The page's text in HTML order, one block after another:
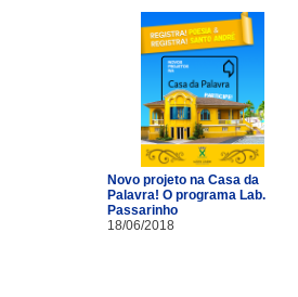
Novo projeto na Casa da
Palavra! O programa Lab.
Passarinho
18/06/2018